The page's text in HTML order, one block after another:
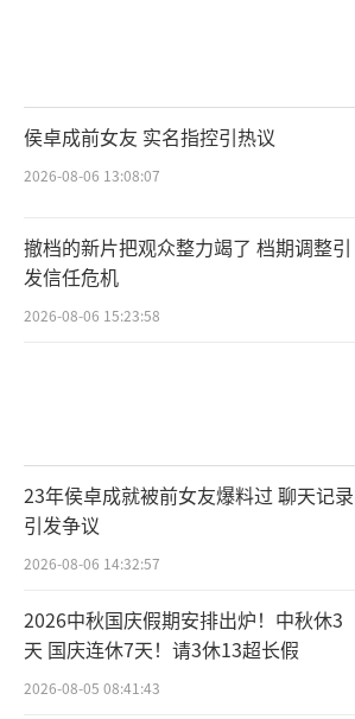
侯卓成前女友 实名指控引热议
2026-08-06 13:08:07
撤档的新片把观众整力竭了 档期调整引
发信任危机
2026-08-06 15:23:58
23年侯卓成就被前女友爆料过 聊天记录
引发争议
2026-08-06 14:32:57
2026中秋国庆假期安排出炉！中秋休3
天 国庆连休7天！请3休13超长假
2026-08-05 08:41:43